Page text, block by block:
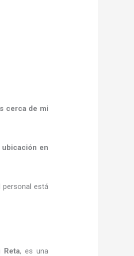
cerca de mi
ubicación en
está
Reta, es una